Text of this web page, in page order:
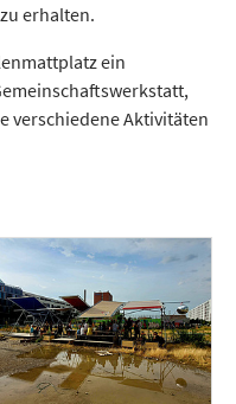
erhalten.
ein
verschiedene Aktivitäten